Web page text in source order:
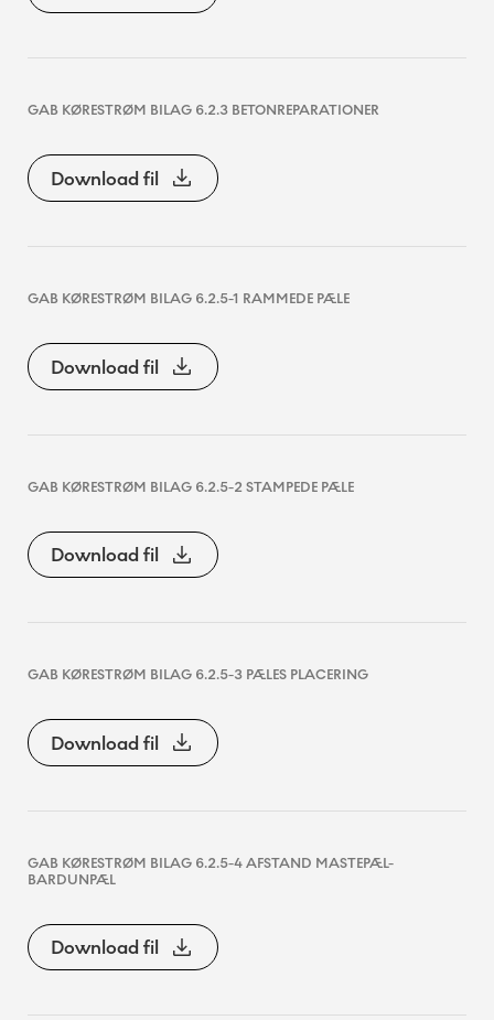
GAB KØRESTRØM BILAG 6.2.3 BETONREPARATIONER
Download fil
GAB KØRESTRØM BILAG 6.2.5-1 RAMMEDE PÆLE
Download fil
GAB KØRESTRØM BILAG 6.2.5-2 STAMPEDE PÆLE
Download fil
GAB KØRESTRØM BILAG 6.2.5-3 PÆLES PLACERING
Download fil
GAB KØRESTRØM BILAG 6.2.5-4 AFSTAND MASTEPÆL-
BARDUNPÆL
Download fil